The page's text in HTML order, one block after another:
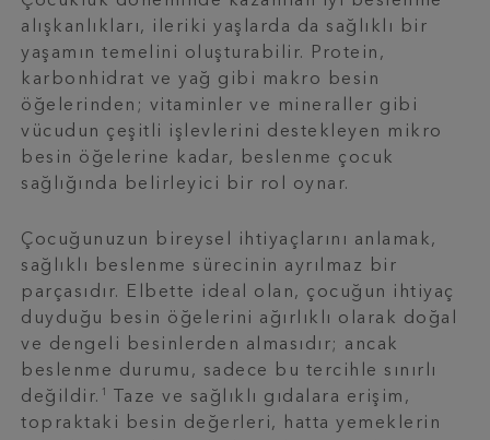
alışkanlıkları, ileriki yaşlarda da sağlıklı bir
yaşamın temelini oluşturabilir. Protein,
karbonhidrat ve yağ gibi makro besin
öğelerinden; vitaminler ve mineraller gibi
vücudun çeşitli işlevlerini destekleyen mikro
besin öğelerine kadar, beslenme çocuk
sağlığında belirleyici bir rol oynar.
Çocuğunuzun bireysel ihtiyaçlarını anlamak,
sağlıklı beslenme sürecinin ayrılmaz bir
parçasıdır. Elbette ideal olan, çocuğun ihtiyaç
duyduğu besin öğelerini ağırlıklı olarak doğal
ve dengeli besinlerden almasıdır; ancak
beslenme durumu, sadece bu tercihle sınırlı
değildir. 1
Taze ve sağlıklı gıdalara erişim,
topraktaki besin değerleri, hatta yemeklerin